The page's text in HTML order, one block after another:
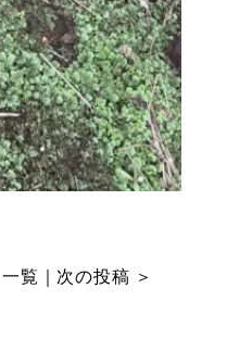
一覧 次の投稿 ＞